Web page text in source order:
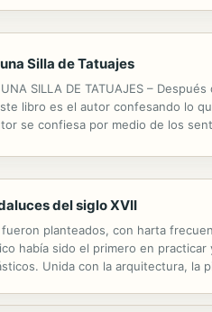
Silla de Tatuajes
UNA SILLA DE TATUAJES –
libro es el autor confesando lo
se confiesa por medio de los
del siglo XVII
planteados, con harta
había sido el primero en
Unida con la arquitectura, la